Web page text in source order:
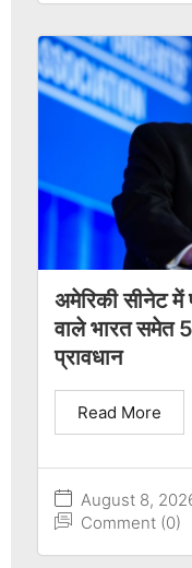
अमेरिकी सीनेट
वाले भारत समेत
प्रावधान
August 8,
Comment (0)
Read More